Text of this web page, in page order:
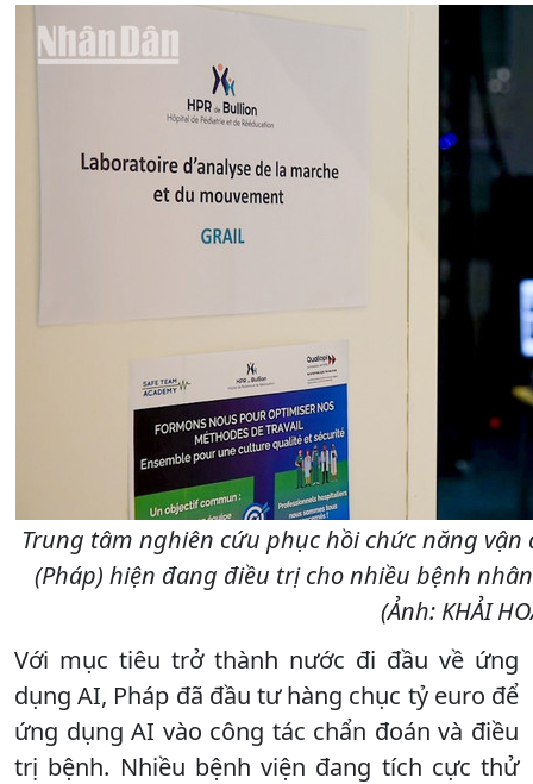
Trung tâm nghiên cứu phục hồi chức năng
(Pháp) hiện đang điều trị cho nhiều bệnh
(Ảnh: KHẢI
Với mục tiêu trở thành nước đi đầu về ứng
dụng AI, Pháp đã đầu tư hàng chục tỷ euro để
ứng dụng AI vào công tác chẩn đoán và điều
trị bệnh. Nhiều bệnh viện đang tích cực thử